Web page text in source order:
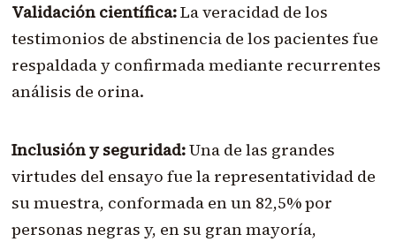
Validación científica:La veracidad de los
testimonios de abstinencia de los pacientes fue
respaldada y confirmada mediante recurrentes
análisis de orina.
Inclusión y seguridad:Una de las grandes
virtudes del ensayo fue la representatividad de
su muestra, conformada en un 82,5% por
personas negras y, en su gran mayoría,